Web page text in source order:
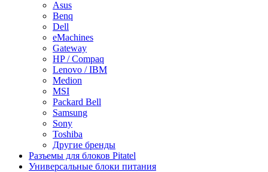
Asus
Benq
Dell
eMachines
Gateway
HP / Compaq
Lenovo / IBM
Medion
MSI
Packard Bell
Samsung
Sony
Toshiba
Другие бренды
Разъемы для блоков Pitatel
Универсальные блоки питания